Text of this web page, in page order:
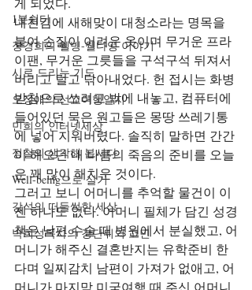
1분쉼터
장경희의 웰빙-웰다잉 이야기
시로 드리는 기도
오정애의 선교여행일지
민희의 인터넷세상
정철의 생각해 봅시다
Well-being으로 살기
강석의 떠들썩한 세상
박희성목사의 강단뒤의 고민
내친김에 새해맞이 대청소라는 명목을
붙여 손질이 어려운 옷이며 무거운 프라
이팬, 무거운 그릇들을 구석구석 뒤져서
버리고 털고 닦아내었다. 헌 접시는 화병
받침으로 쓰려고 밖에 내놓고, 컴퓨터에
들어있던 묵은 원고들은 몽땅 쓰레기통
에 넣어 지워버렸다. 솔직히 말하면 간간
이 해오던 내 나름의 죽음의 준비를 오늘
은 꽤 많이 해치운 것이다.
그러고 보니 어머니를 추억할 물건이 이
젠 하나도 없다. 어머니 필체가 담긴 성경
책은 남편 수술 때 병원에서 분실했고, 어
머니가 해주신 결혼반지는 유학준비 한
다며 일찌감치 남편이 가져가 없애고, 어
머니가 마지막 미국여행 때 주신 어머니